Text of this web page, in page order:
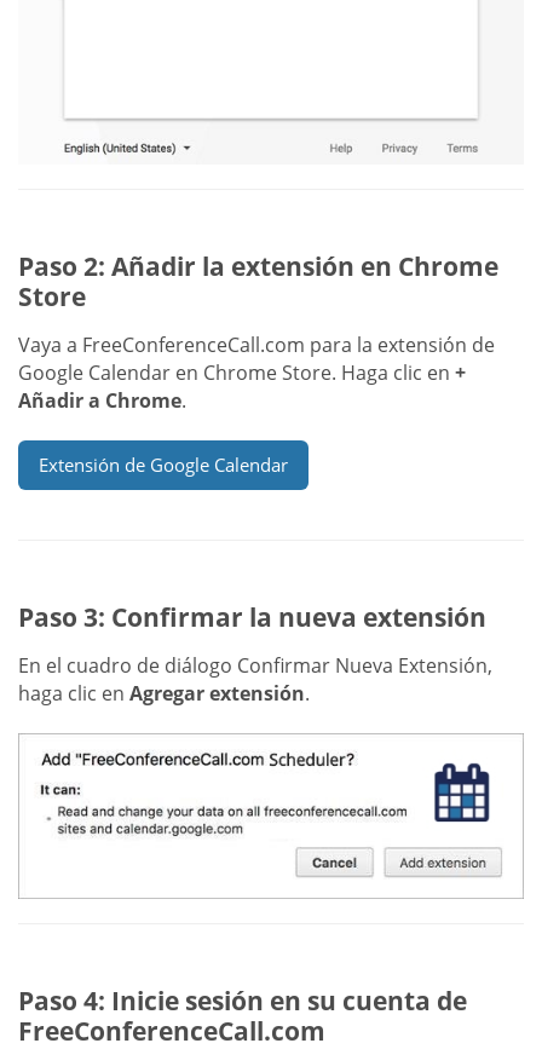
Paso 2: Añadir la extensión en Chrome
Store
Vaya a FreeConferenceCall.com para la extensión de
Google Calendar en Chrome Store. Haga clic en +
Añadir a Chrome.
Extensión de Google Calendar
Paso 3: Confirmar la nueva extensión
En el cuadro de diálogo Confirmar Nueva Extensión,
haga clic en Agregar extensión.
Paso 4: Inicie sesión en su cuenta de
FreeConferenceCall.com